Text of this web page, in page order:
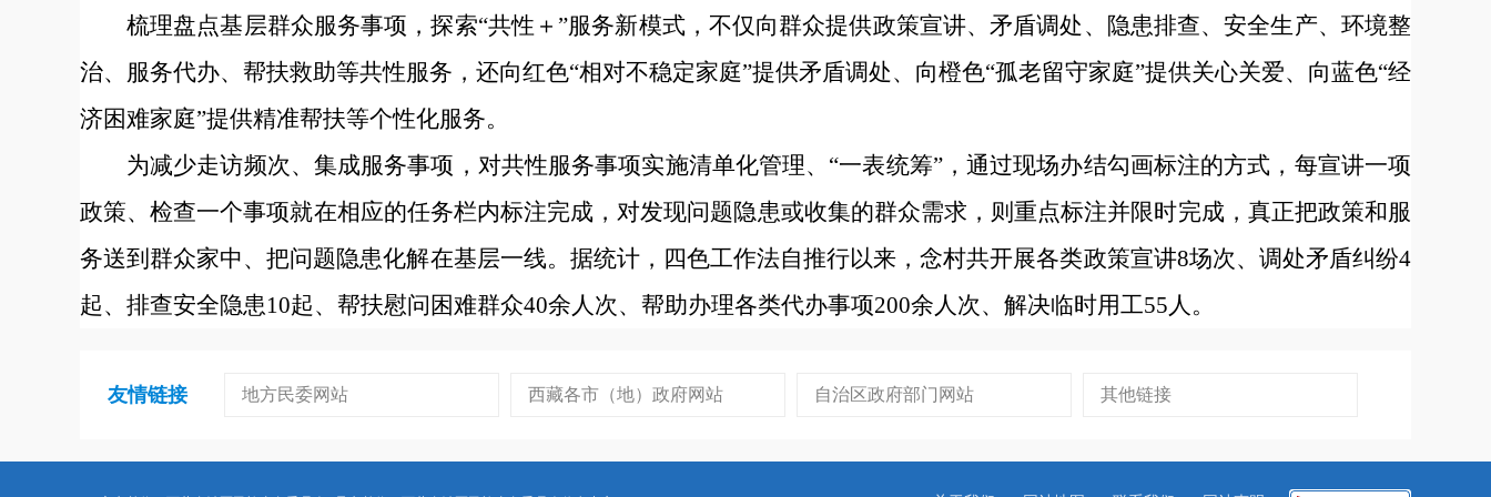
梳理盘点基层群众服务事项，探索“共性＋”服务新模式，不仅向群众提供政策宣讲、矛盾调处、隐患排查、安全生产、环境整
治、服务代办、帮扶救助等共性服务，还向红色“相对不稳定家庭”提供矛盾调处、向橙色“孤老留守家庭”提供关心关爱、向蓝色“经
济困难家庭”提供精准帮扶等个性化服务。
为减少走访频次、集成服务事项，对共性服务事项实施清单化管理、“一表统筹”，通过现场办结勾画标注的方式，每宣讲一项
政策、检查一个事项就在相应的任务栏内标注完成，对发现问题隐患或收集的群众需求，则重点标注并限时完成，真正把政策和服
务送到群众家中、把问题隐患化解在基层一线。据统计，四色工作法自推行以来，念村共开展各类政策宣讲8场次、调处矛盾纠纷4
起、排查安全隐患10起、帮扶慰问困难群众40余人次、帮助办理各类代办事项200余人次、解决临时用工55人。
友情链接 地方民委网站 西藏各市（地）政府网站 自治区政府部门网站 其他链接